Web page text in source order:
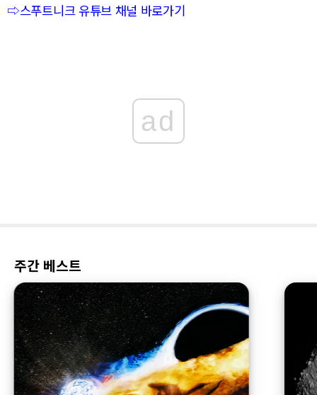
⇨스푸트니크 유튜브 채널 바로가기
ad
주간 베스트